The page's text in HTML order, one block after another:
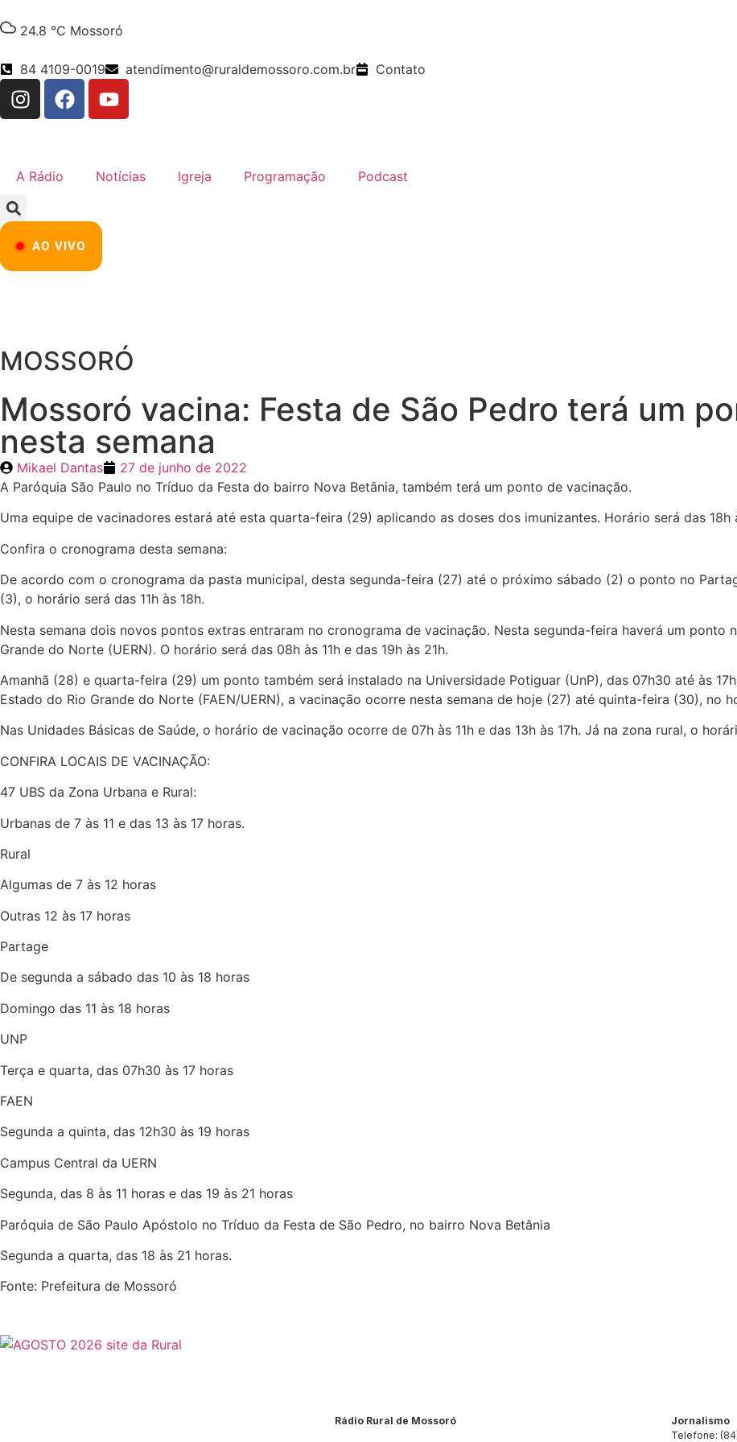
24.8 °C Mossoró
84 4109-0019 atendimento@ruraldemossoro.com.br Contato
A Rádio Notícias Igreja Programação Podcast
AO VIVO
MOSSORÓ
Mossoró vacina: Festa de São Pedro terá um
nesta semana
Mikael Dantas
27 de junho de 2022
A Paróquia São Paulo no Tríduo da Festa do bairro Nova Betânia, também terá um ponto de vacinação.
Uma equipe de vacinadores estará até esta quarta-feira (29) aplicando as doses dos imunizantes. Horário será das 18h
Confira o cronograma desta semana:
De acordo com o cronograma da pasta municipal, desta segunda-feira (27) até o próximo sábado (2) o ponto no
(3), o horário será das 11h às 18h.
Nesta semana dois novos pontos extras entraram no cronograma de vacinação. Nesta segunda-feira haverá um ponto
Grande do Norte (UERN). O horário será das 08h às 11h e das 19h às 21h.
Amanhã (28) e quarta-feira (29) um ponto também será instalado na Universidade Potiguar (UnP), das 07h30 até às
Estado do Rio Grande do Norte (FAEN/UERN), a vacinação ocorre nesta semana de hoje (27) até quinta-feira (30), no
Nas Unidades Básicas de Saúde, o horário de vacinação ocorre de 07h às 11h e das 13h às 17h. Já na zona rural, o
CONFIRA LOCAIS DE VACINAÇÃO:
47 UBS da Zona Urbana e Rural:
Urbanas de 7 às 11 e das 13 às 17 horas.
Rural
Algumas de 7 às 12 horas
Outras 12 às 17 horas
Partage
De segunda a sábado das 10 às 18 horas
Domingo das 11 às 18 horas
UNP
Terça e quarta, das 07h30 às 17 horas
FAEN
Segunda a quinta, das 12h30 às 19 horas
Campus Central da UERN
Segunda, das 8 às 11 horas e das 19 às 21 horas
Paróquia de São Paulo Apóstolo no Tríduo da Festa de São Pedro, no bairro Nova Betânia
Segunda a quarta, das 18 às 21 horas.
Fonte: Prefeitura de Mossoró
Rádio Rural de Mossoró
Jornalismo
Telefone: